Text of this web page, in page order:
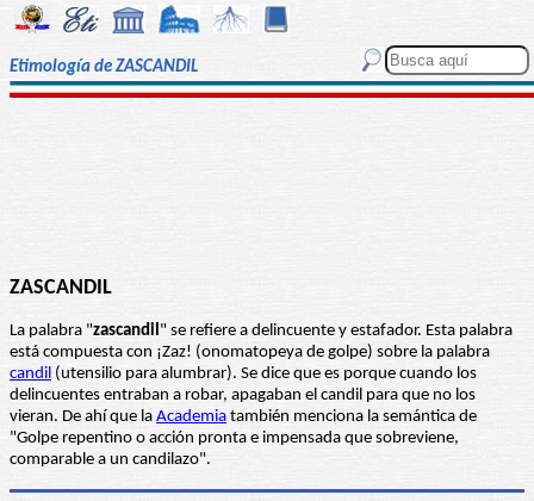
Etimología de ZASCANDIL
ZASCANDIL
La palabra "zascandil" se refiere a delincuente y estafador. Esta palabra
está compuesta con ¡Zaz! (onomatopeya de golpe) sobre la palabra
candil (utensilio para alumbrar). Se dice que es porque cuando los
delincuentes entraban a robar, apagaban el candil para que no los
vieran. De ahí que la Academia también menciona la semántica de
"Golpe repentino o acción pronta e impensada que sobreviene,
comparable a un candilazo".